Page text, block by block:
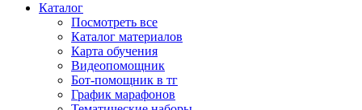
Каталог
Посмотреть все
Каталог материалов
Карта обучения
Видеопомощник
Бот-помощник в тг
График марафонов